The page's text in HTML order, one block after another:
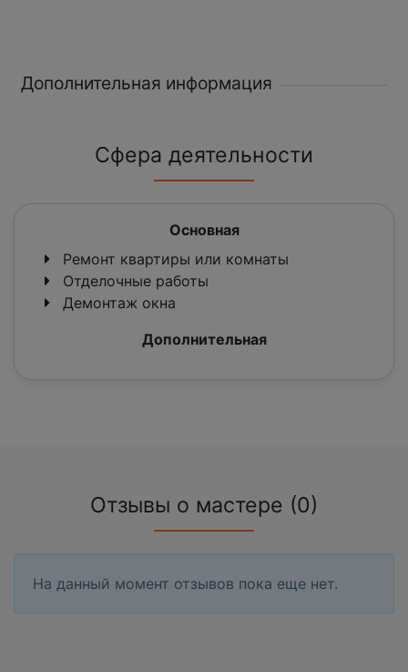
Дополнительная информация
Сфера деятельности
Основная
Ремонт квартиры или комнаты
Отделочные работы
Демонтаж окна
Дополнительная
Отзывы о мастере (0)
На данный момент отзывов пока еще нет.